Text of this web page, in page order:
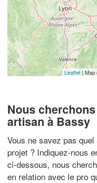
Leaflet |
Nous
artisan à Bassy
Vous ne savez pas
projet ? Indiquez-nous
ci-dessous, nous
en relation avec le pro